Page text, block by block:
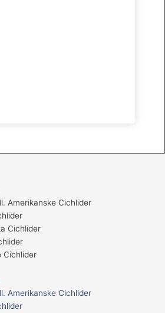
Amerikanske Cichlider
Cichlider
Cichlider
Amerikanske Cichlider